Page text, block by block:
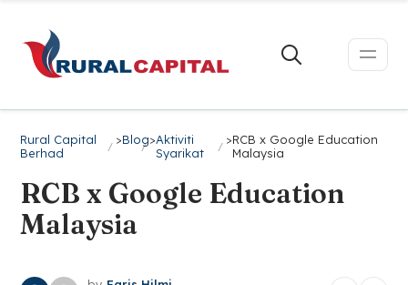
Rural Capital
Berhad
>Blog>Aktiviti
Syarikat
>RCB x Google Education
Malaysia
RCB x Google Education
Malaysia